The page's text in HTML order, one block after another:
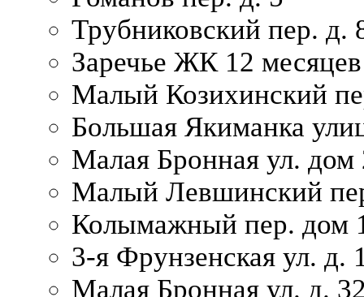
Трубниковский пер. д.
Заречье ЖК 12 месяцев
Малый Козихинский
Большая Якиманка
Малая Бронная ул. дом
Малый Левшинский
Колымажный пер. дом
3-я Фрунзенская ул. д.
Малая Бронная ул. д.